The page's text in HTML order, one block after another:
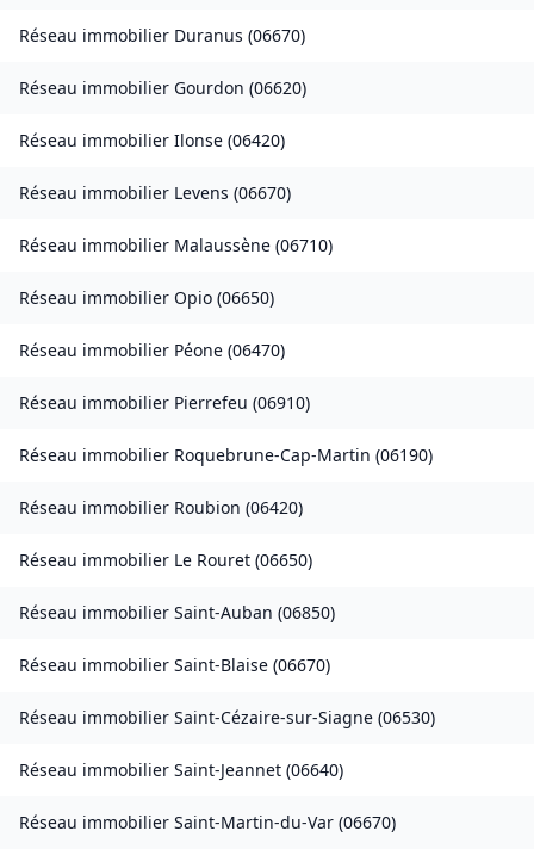
Réseau immobilier Duranus (06670)
Réseau immobilier Gourdon (06620)
Réseau immobilier Ilonse (06420)
Réseau immobilier Levens (06670)
Réseau immobilier Malaussène (06710)
Réseau immobilier Opio (06650)
Réseau immobilier Péone (06470)
Réseau immobilier Pierrefeu (06910)
Réseau immobilier Roquebrune-Cap-Martin (06190)
Réseau immobilier Roubion (06420)
Réseau immobilier Le Rouret (06650)
Réseau immobilier Saint-Auban (06850)
Réseau immobilier Saint-Blaise (06670)
Réseau immobilier Saint-Cézaire-sur-Siagne (06530)
Réseau immobilier Saint-Jeannet (06640)
Réseau immobilier Saint-Martin-du-Var (06670)